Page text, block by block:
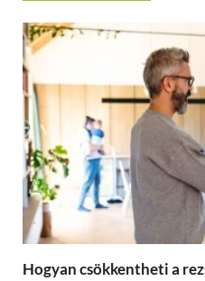
Hogyan csökkentheti a